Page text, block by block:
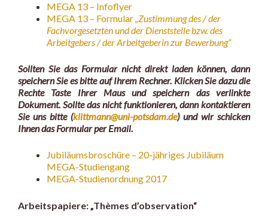
MEGA 13 – Infoflyer
MEGA 13 – Formular„Zustimmung des / der
Fachvorgesetzten und der Dienststelle bzw. des
Arbeitgebers / der Arbeitgeberin zur Bewerbung“
Sollten Sie das Formular nicht direkt laden können, dann
speichern Sie es bitte auf Ihrem Rechner. Klicken Sie dazu die
Rechte Taste Ihrer Maus und speichern das verlinkte
Dokument. Sollte das nicht funktionieren, dann kontaktieren
Sie uns bitte (klittmann@uni-potsdam.de) und wir schicken
Ihnen das Formular per Email.
Jubiläumsbroschüre – 20-jähriges Jubiläum
MEGA-Studiengang
MEGA-Studienordnung 2017
Arbeitspapiere: „Thèmes d’observation“